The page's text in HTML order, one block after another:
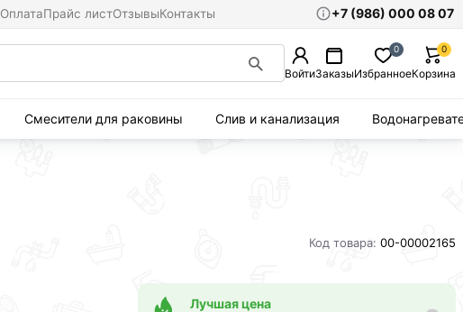
ОплатаПрайс листОтзывыКонтакты +7 (986) 000 08 07
ВойтиЗаказыИзбранное
0
Корзина
0
Смесители для раковины Слив и канализация
Код товара: 00-00002165
Лучшая цена